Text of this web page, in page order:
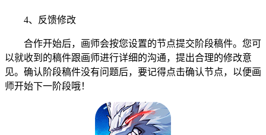
4、反馈修改
合作开始后，画师会按您设置的节点提交阶段稿件。您可
以就收到的稿件跟画师进行详细的沟通，提出合理的修改意
见。确认阶段稿件没有问题后，要记得点击确认节点，以便画
师开始下一阶段哦！